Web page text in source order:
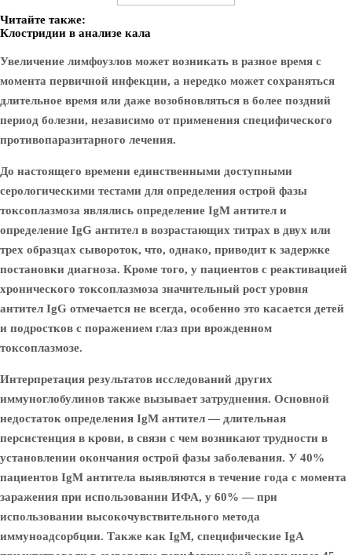
Читайте также:
Клостридии в анализе кала
Увеличение лимфоузлов может возникать в разное время с
момента первичной инфекции, а нередко может сохраняться
длительное время или даже возобновляться в более поздний
период болезни, независимо от применения специфического
противопаразитарного лечения.
До настоящего времени единственными доступными
серологическими тестами для определения острой фазы
токсоплазмоза являлись определение IgM антител и
определение IgG антител в возрастающих титрах в двух или
трех образцах сывороток, что, однако, приводит к задержке
постановки диагноза. Кроме того, у пациентов с реактивацией
хронического токсоплазмоза значительный рост уровня
антител IgG отмечается не всегда, особенно это касается детей
и подростков с поражением глаз при врожденном
токсоплазмозе.
Интерпретация результатов исследований других
иммуноглобулинов также вызывает затруднения. Основной
недостаток определения IgM антител — длительная
персистенция в крови, в связи с чем возникают трудности в
установлении окончания острой фазы заболевания. У 40%
пациентов IgM антитела выявляются в течение года с момента
заражения при использовании ИФА, у 60% — при
использовании высокочувствительного метода
иммуноадсорбции. Также как IgM, специфические IgA